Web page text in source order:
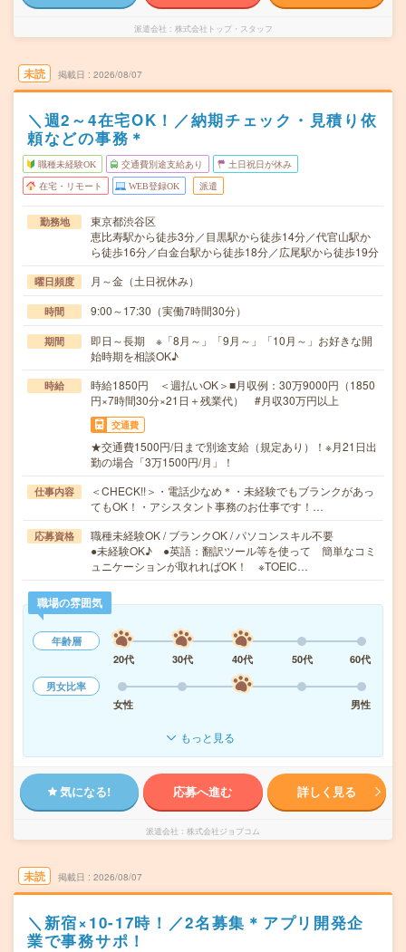
派遣会社 株式会社トップ・スタッフ
未読 掲載日 2026/08/07
＼週2～4在宅OK！／納期チェック・見積り依
頼などの事務＊
職種未経験OK 交通費別途支給あり 土日祝日が休み
在宅・リモート WEB登録OK 派遣
勤務地
東京都渋谷区
恵比寿駅から徒歩3分／目黒駅から徒歩14分／代官山駅か
ら徒歩16分／白金台駅から徒歩18分／広尾駅から徒歩19分
曜日頻度 月～金（土日祝休み）
時間 9:00～17:30（実働7時間30分）
期間
即日～長期 ※「8月～」「9月～」「10月～」お好きな開
始時期を相談OK♪
時給
時給1850円 ＜週払いOK＞■月収例：30万9000円（1850
円×7時間30分×21日＋残業代） #月収30万円以上
交通費
★交通費1500円/日まで別途支給（規定あり）！※月21日出
勤の場合「3万1500円/月」！
仕事内容
＜CHECK!!＞・電話少なめ＊・未経験でもブランクがあっ
てもOK！・アシスタント事務のお仕事です！…
応募資格
職種未経験OK / ブランクOK / パソコンスキル不要
●未経験OK♪ ●英語：翻訳ツール等を使って 簡単なコミ
ュニケーションが取れればOK！ ※TOEIC…
職場の雰囲気
年齢層
20代
30代 40代 50代
60代
男女比率
女性
男性
もっと見る
気になる! 応募へ進む 詳しく見る
派遣会社 株式会社ジョブコム
未読 掲載日 2026/08/07
＼新宿×10-17時！／2名募集＊アプリ開発企
業で事務サポ！